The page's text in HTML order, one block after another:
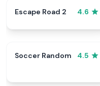
Escape Road 2 4.6
Soccer Random 4.5